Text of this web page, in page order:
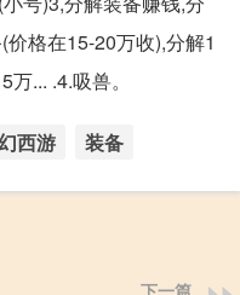
格在15-20万收),分解1
... .4.吸兽。
西游 装备
下一篇